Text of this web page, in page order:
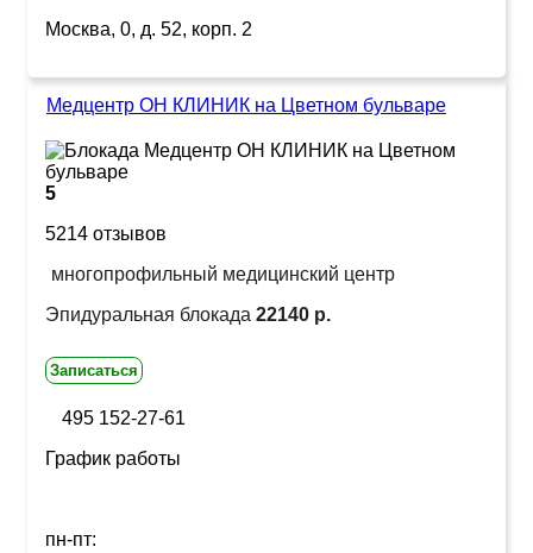
Москва, 0, д. 52, корп. 2
Медцентр ОН КЛИНИК на Цветном бульваре
5
5214 отзывов
многопрофильный медицинский центр
Эпидуральная блокада 22140 р.
Записаться
495 152-27-61
График работы
пн-пт: